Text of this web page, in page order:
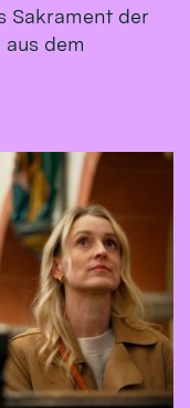
Sakrament der
dem